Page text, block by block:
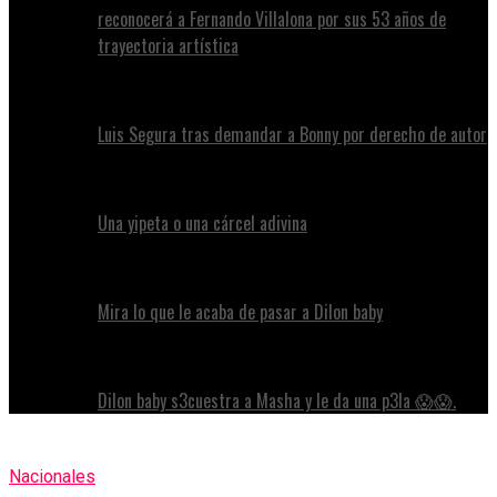
reconocerá a Fernando Villalona por sus 53 años de
trayectoria artística
Luis Segura tras demandar a Bonny por derecho de autor
Una yipeta o una cárcel adivina
Mira lo que le acaba de pasar a Dilon baby
Dilon baby s3cuestra a Masha y le da una p3la 😱😱.
Nacionales